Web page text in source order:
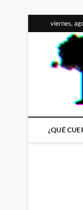
al
contenido
viernes,
¿QUÉ